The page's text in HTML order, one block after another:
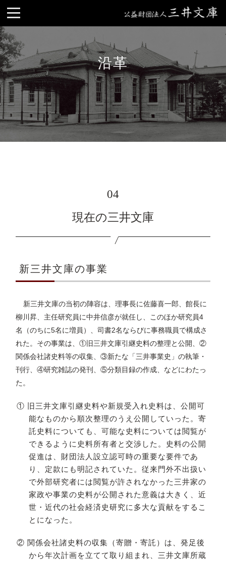
沿革
04
現在の三井文庫
新三井文庫の事業
新三井文庫の当初の陣容は、理事長に佐藤喜一郎、館長に
柳川昇、主任研究員に中井信彦が就任し、このほか研究員4
名（のちに5名に増員）、司書2名ならびに事務職員で構成さ
れた。その事業は、①旧三井文庫引継史料の整理と公開、②
関係会社諸史料等の収集、③新たな「三井事業史」の執筆・
刊行、④研究雑誌の発刊、⑤分類目録の作成、などにわたっ
た。
① 旧三井文庫引継史料や新規受入れ史料は、公開可
能なものから順次整理のうえ公開していった。寄
託史料についても、可能な史料については閲覧が
できるように史料所有者と交渉した。史料の公開
促進は、財団法人設立認可時の重要な要件であ
り、定款にも明記されていた。従来門外不出扱い
で外部研究者には閲覧が許されなかった三井家の
家政や事業の史料が公開された意義は大きく、近
世・近代の社会経済史研究に多大な貢献をするこ
とになった。
② 関係会社諸史料の収集（寄贈・寄託）は、発足後
から年次計画を立てて取り組まれ、三井文庫所蔵